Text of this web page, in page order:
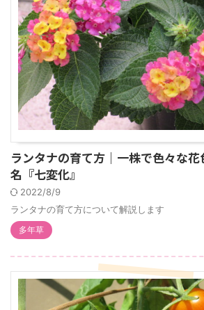
ランタナの育て方｜一株で色々な
名『七変化』
2022/8/9
ランタナの育て方について解説します
多年草